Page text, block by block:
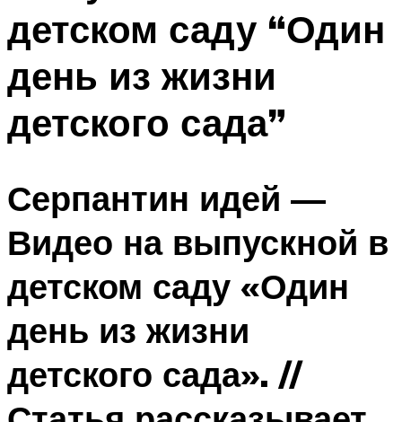
детском саду “Один
день из жизни
детского сада”
Серпантин идей —
Видео на выпускной в
детском саду «Один
день из жизни
детского сада». //